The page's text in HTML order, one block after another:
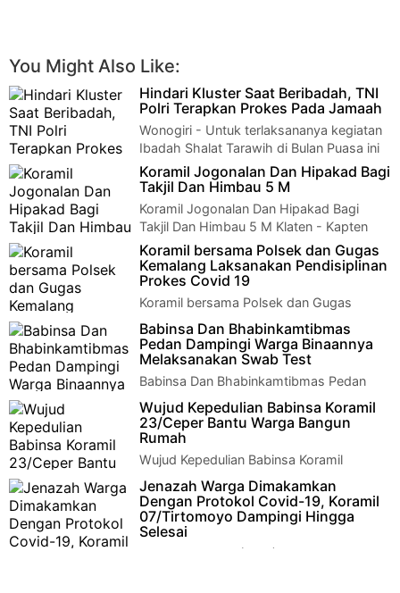
You Might Also Like:
Hindari Kluster Saat Beribadah, TNI
Polri Terapkan Prokes Pada Jamaah
Wonogiri - Untuk terlaksananya kegiatan
Ibadah Shalat Tarawih di Bulan Puasa ini
berjalan baik dan aman sesuai penerapan…Koramil Jogonalan Dan Hipakad Bagi
Takjil Dan Himbau 5 M
Koramil Jogonalan Dan Hipakad Bagi
Takjil Dan Himbau 5 M Klaten - Kapten
Cba Budiyono beserta anggota Koramil 02 Jogonal…
Koramil bersama Polsek dan Gugas
Kemalang Laksanakan Pendisiplinan
Prokes Covid 19
Koramil bersama Polsek dan Gugas
Kemalang Laksanakan Pendisiplinan
Prokes Covid 19 Klaten - Koramil 13/Kemalang Kodim …
Babinsa Dan Bhabinkamtibmas
Pedan Dampingi Warga Binaannya
Melaksanakan Swab Test
Babinsa Dan Bhabinkamtibmas Pedan
Dampingi Warga Binaannya Melaksanakan
Swab Test Klaten - Babinsa Koramil 04/Pedan Kodi…
Wujud Kepedulian Babinsa Koramil
23/Ceper Bantu Warga Bangun
Rumah
Wujud Kepedulian Babinsa Koramil
23/Ceper Bantu Warga Bangun
Rumah Klaten - Wujud kebersamaan dan meningkatkan kerja
sa…
Jenazah Warga Dimakamkan
Dengan Protokol Covid-19, Koramil
07/Tirtomoyo Dampingi Hingga
Selesai
Wonogiri - Rabu (28/4), Malam sekitar